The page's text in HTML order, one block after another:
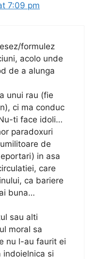
7:09 pm
formulez
acolo unde
de a alunga
unui rau (fie
ci ma conduc
ti face idoli…
paradoxuri
de
in asa
care
ca bariere
buna…
sau alti
moral sa
nu l-au faurit ei
indoielnica si